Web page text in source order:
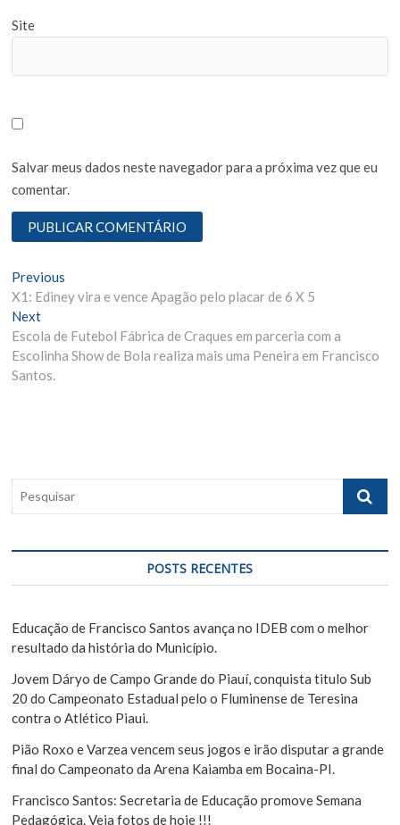
Site
Salvar meus dados neste navegador para a próxima vez que eu
comentar.
N
a
v
e
ã
o
P
o
s
t
Previous
r
v
i
t
:
X1: Ediney vira e vence Apagão pelo placar de 6 X 5
Next
e
x
t
Escola de Futebol Fábrica de Craques em parceria com a
Escolinha Show de Bola realiza mais uma Peneira em Francisco
Santos.
q
i
a
POSTS RECENTES
Educação de Francisco Santos avança no IDEB com o melhor
resultado da história do Município.
Jovem Dáryo de Campo Grande do Piauí, conquista titulo Sub
20 do Campeonato Estadual pelo o Fluminense de Teresina
contra o Atlético Piaui.
Pião Roxo e Varzea vencem seus jogos e irão disputar a grande
final do Campeonato da Arena Kaiamba em Bocaina-PI.
Francisco Santos: Secretaria de Educação promove Semana
Pedagógica. Veja fotos de hoje !!!